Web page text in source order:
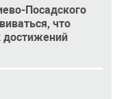
Посадского
что
достижений